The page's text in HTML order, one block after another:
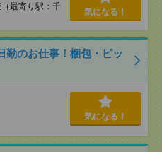
最寄り駅：千
気になる！
勤のお仕事！梱包・ピッ
気になる！